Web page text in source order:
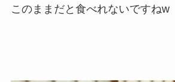
このままだと食べれないですねw